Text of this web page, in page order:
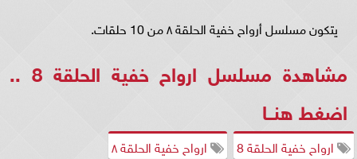
يتكون مسلسل أرواح خفية الحلقة ٨ من 10 حلقات.
مشاهدة مسلسل ارواح خفية الحلقة 8 ..
اضغط هنــا
ارواح خفية الحلقة 8
ارواح خفية الحلقة ٨